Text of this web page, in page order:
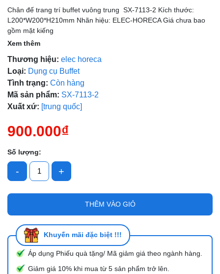
Chân đế trang trí buffet vuông trung SX-7113-2 Kích thước:
L200*W200*H210mm Nhãn hiệu: ELEC-HORECA Giá chưa bao
gồm mặt kiếng
Xem thêm
Thương hiệu: elec horeca
Loại: Dụng cụ Buffet
Tình trạng: Còn hàng
Mã sản phẩm: SX-7113-2
Xuất xứ: [trung quốc]
900.000₫
Số lượng:
- +
THÊM VÀO GIỎ
Khuyến mãi đặc biệt !!!
Áp dụng Phiếu quà tặng/ Mã giảm giá theo ngành hàng.
Giảm giá 10% khi mua từ 5 sản phẩm trở lên.
Điều kiện: